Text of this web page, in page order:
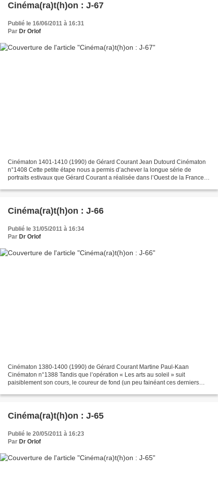
Cinéma(ra)t(h)on : J-67
Publié le 16/06/2011 à 16:31
Par Dr Orlof
Cinématon 1401-1410 (1990) de Gérard Courant Jean Dutourd Cinématon
n°1408 Cette petite étape nous a permis d’achever la longue série de
portraits estivaux que Gérard Courant a réalisée dans l’Ouest de la France.
Cinéma(ra)t(h)on : J-66
Publié le 31/05/2011 à 16:34
Par Dr Orlof
Cinématon 1380-1400 (1990) de Gérard Courant Martine Paul-Kaan
Cinématon n°1388 Tandis que l’opération « Les arts au soleil » suit
paisiblement son cours, le coureur de fond (un peu fainéant ces derniers
Cinéma(ra)t(h)on : J-65
Publié le 20/05/2011 à 16:23
Par Dr Orlof